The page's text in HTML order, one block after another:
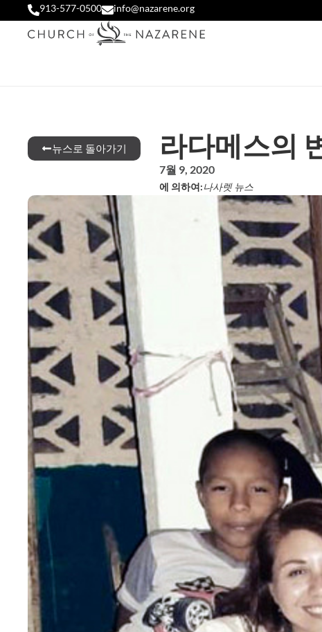
913-577-0500 info@nazarene.org
뉴스로 돌아가기 라다메스의
7월 9, 2020
에 의하여:나사렛 뉴스